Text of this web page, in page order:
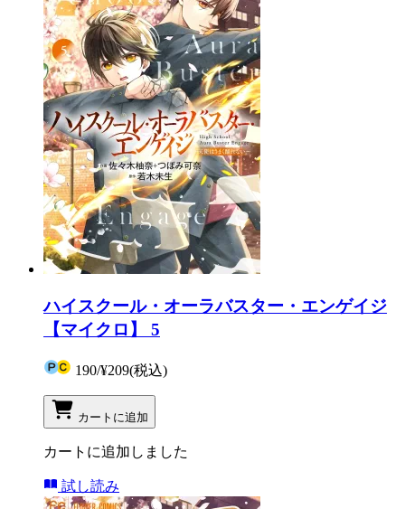
ハイスクール・オーラバスター・エンゲイジ
【マイクロ】 5
190/¥209(税込)
カートに追加
カートに追加しました
試し読み